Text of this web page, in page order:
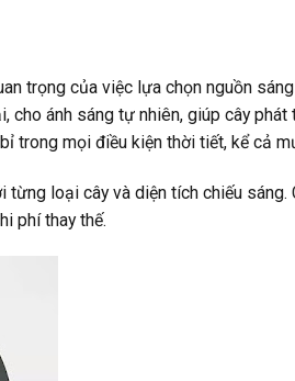
trọng của việc lựa chọn nguồn
cho ánh sáng tự nhiên, giúp cây phát
trong mọi điều kiện thời tiết, kể cả
loại cây và diện tích chiếu sáng.
phí thay thế.